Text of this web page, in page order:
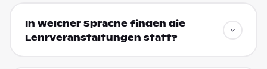
In welcher Sprache finden die
Lehrveranstaltungen statt?